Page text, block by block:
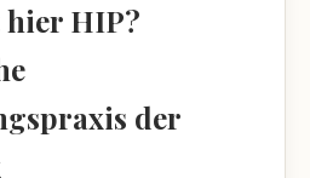
hier HIP?
der